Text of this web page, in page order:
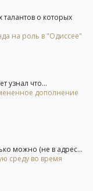
о которых
на роль в "Одиссее"
узнал что...
дополнение
можно (не в адрес...
среду во время